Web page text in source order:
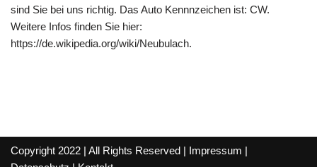
sind Sie bei uns richtig. Das Auto Kennnzeichen ist: CW.
Weitere Infos finden Sie hier:
https://de.wikipedia.org/wiki/Neubulach.
Copyright 2022 | All Rights Reserved | Impressum |